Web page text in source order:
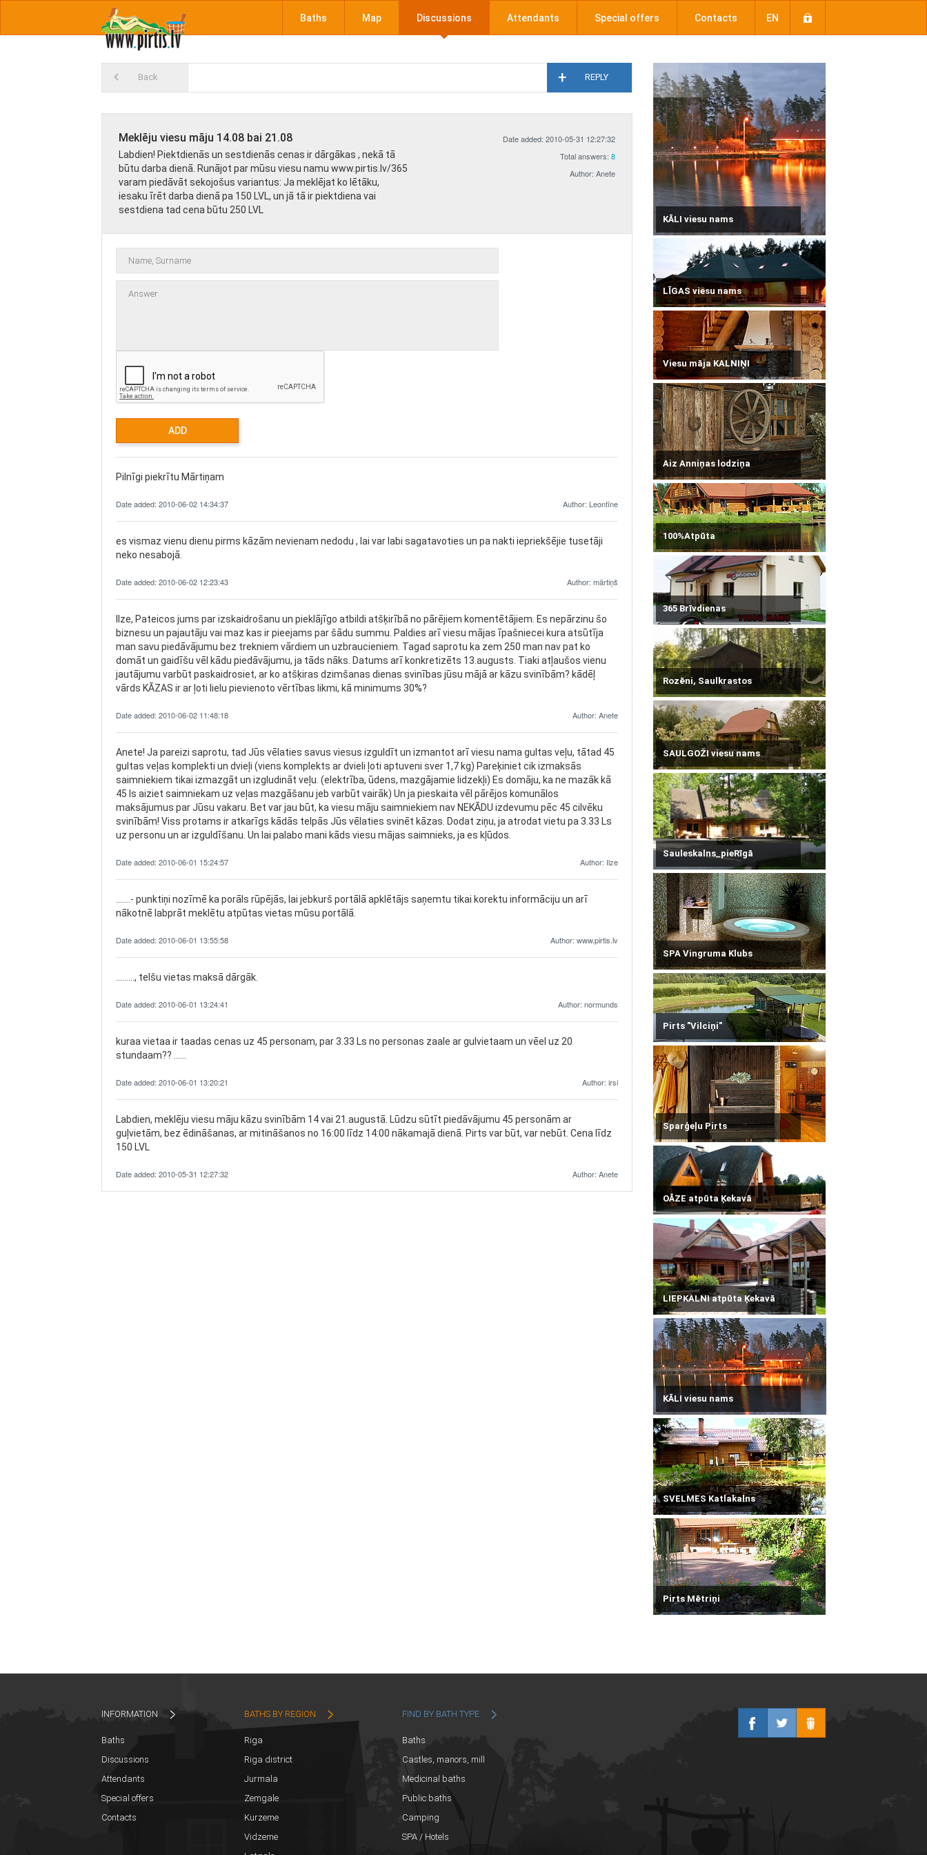
Baths Map Discussions Attendants Special offers Contacts EN
KĀLI viesu nams
LĪGAS viesu nams
Viesu māja KALNIŅI
Aiz Anniņas lodziņa
100%Atpūta
365 Brīvdienas
Rozēni, Saulkrastos
SAULGOŽI viesu nams
Sauleskalns_pieRīgā
SPA Vingruma Klubs
Pirts "Vilciņi"
Sparģeļu Pirts
OĀZE atpūta Ķekavā
LIEPKALNI atpūta Ķekavā
KĀLI viesu nams
SVELMES Katlakalns
Pirts Mētriņi
Back REPLY
Meklēju viesu māju 14.08 bai 21.08
Labdien! Piektdienās un sestdienās cenas ir dārgākas , nekā tā
būtu darba dienā. Runājot par mūsu viesu namu www.pirtis.lv/365
varam piedāvāt sekojošus variantus: Ja meklējat ko lētāku,
iesaku īrēt darba dienā pa 150 LVL, un jā tā ir piektdiena vai
sestdiena tad cena būtu 250 LVL
Date added: 2010-05-31 12:27:32
Total answers: 8
Author: Anete
Pilnīgi piekrītu Mārtiņam
Date added: 2010-06-02 14:34:37 Author: Leontīne
es vismaz vienu dienu pirms kāzām nevienam nedodu , lai var labi sagatavoties un pa nakti iepriekšējie tusetāji
neko nesabojā.
Date added: 2010-06-02 12:23:43 Author: mārtiņš
Ilze, Pateicos jums par izskaidrošanu un pieklājīgo atbildi atšķirībā no pārējiem komentētājiem. Es nepārzinu šo
biznesu un pajautāju vai maz kas ir pieejams par šādu summu. Paldies arī viesu mājas īpašniecei kura atsūtīja
man savu piedāvājumu bez trekniem vārdiem un uzbraucieniem. Tagad saprotu ka zem 250 man nav pat ko
domāt un gaidīšu vēl kādu piedāvājumu, ja tāds nāks. Datums arī konkretizēts 13.augusts. Tiaki atļaušos vienu
jautājumu varbūt paskaidrosiet, ar ko atšķiras dzimšanas dienas svinības jūsu mājā ar kāzu svinībām? kādēļ
vārds KĀZAS ir ar ļoti lielu pievienoto vērtības likmi, kā minimums 30%?
Date added: 2010-06-02 11:48:18 Author: Anete
Anete! Ja pareizi saprotu, tad Jūs vēlaties savus viesus izguldīt un izmantot arī viesu nama gultas veļu, tātad 45
gultas veļas komplekti un dvieļi (viens komplekts ar dvieli ļoti aptuveni sver 1,7 kg) Pareķiniet cik izmaksās
saimniekiem tikai izmazgāt un izgludināt veļu. (elektrība, ūdens, mazgājamie lidzekļi) Es domāju, ka ne mazāk kā
45 ls aiziet saimniekam uz veļas mazgāšanu jeb varbūt vairāk) Un ja pieskaita vēl pārējos komunālos
maksājumus par Jūsu vakaru. Bet var jau būt, ka viesu māju saimniekiem nav NEKĀDU izdevumu pēc 45 cilvēku
svinībām! Viss protams ir atkarīgs kādās telpās Jūs vēlaties svinēt kāzas. Dodat ziņu, ja atrodat vietu pa 3.33 Ls
uz personu un ar izguldīšanu. Un lai palabo mani kāds viesu mājas saimnieks, ja es kļūdos.
Date added: 2010-06-01 15:24:57 Author: Ilze
.......- punktiņi nozīmē ka porāls rūpējās, lai jebkurš portālā apklētājs saņemtu tikai korektu informāciju un arī
nākotnē labprāt meklētu atpūtas vietas mūsu portālā.
Date added: 2010-06-01 13:55:58 Author: www.pirtis.lv
........., telšu vietas maksā dārgāk.
Date added: 2010-06-01 13:24:41 Author: normunds
kuraa vietaa ir taadas cenas uz 45 personam, par 3.33 Ls no personas zaale ar gulvietaam un vēel uz 20
stundaam?? ......
Date added: 2010-06-01 13:20:21 Author: irsi
Labdien, meklēju viesu māju kāzu svinībām 14 vai 21.augustā. Lūdzu sūtīt piedāvājumu 45 personām ar
guļvietām, bez ēdināšanas, ar mitināšanos no 16:00 līdz 14:00 nākamajā dienā. Pirts var būt, var nebūt. Cena līdz
150 LVL
Date added: 2010-05-31 12:27:32 Author: Anete
INFORMATION
Baths
Discussions
Attendants
Special offers
Contacts
BATHS BY REGION
Riga
Riga district
Jurmala
Zemgale
Kurzeme
Vidzeme
FIND BY BATH TYPE
Baths
Castles, manors, mill
Medicinal baths
Public baths
Camping
SPA / Hotels